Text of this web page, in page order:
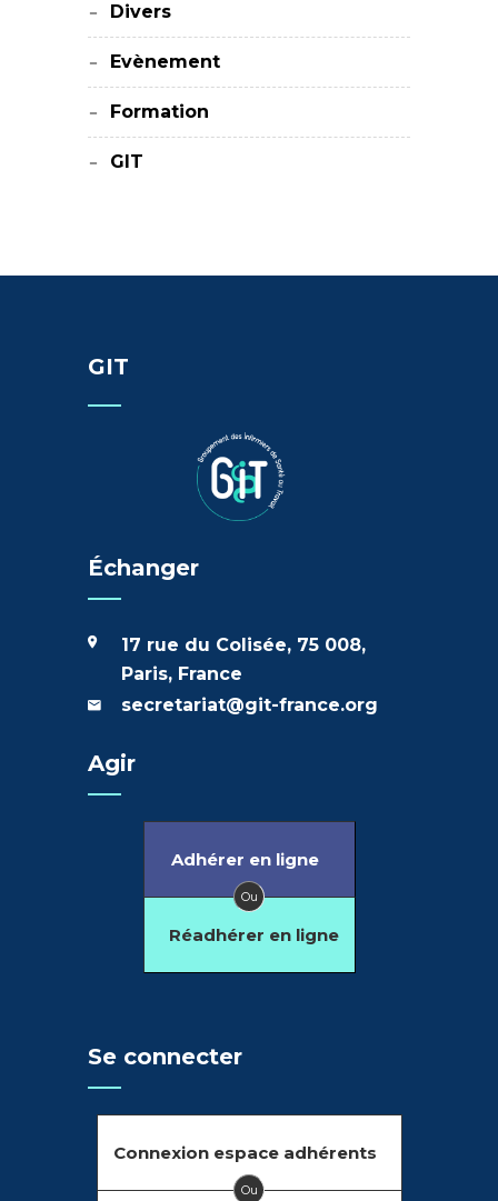
Divers
Evènement
Formation
GIT
GIT
Échanger
17 rue du Colisée, 75 008,
Paris, France
secretariat@git-france.org
Agir
Adhérer en ligne
Ou
Réadhérer en ligne
Se connecter
Connexion espace adhérents
Ou